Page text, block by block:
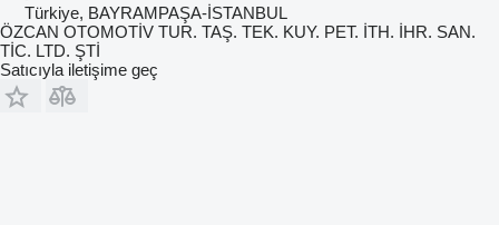
Türkiye, BAYRAMPAŞA-İSTANBUL
ÖZCAN OTOMOTİV TUR. TAŞ. TEK. KUY. PET. İTH. İHR. SAN.
TİC. LTD. ŞTİ
Satıcıyla iletişime geç